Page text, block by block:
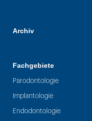
Archiv
Fachgebiete
Parodontologie
Implantologie
Endodontologie